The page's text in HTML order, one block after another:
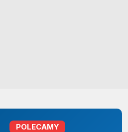
POLECAMY